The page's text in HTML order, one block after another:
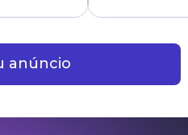
anúncio